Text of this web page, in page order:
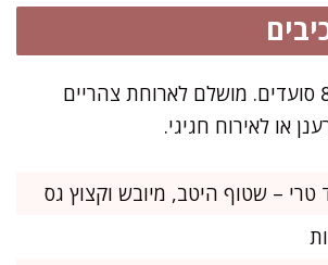
המתכון מתאים ל-8 סועדים. מושלם לארוחת צהריים
או לאירוח חגיגי.